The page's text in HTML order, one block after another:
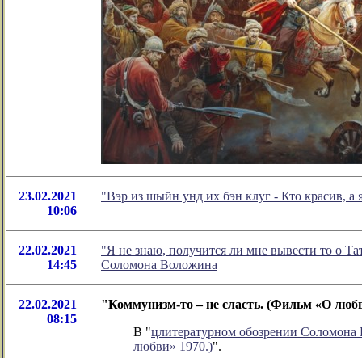
23.02.2021
10:06
"Вэр из шыйн унд их бэн клуг - Кто красив,
22.02.2021
14:45
"Я не знаю, получится ли мне вывести то о
Соломона Воложина
22.02.2021
08:15
"Коммунизм-то – не сласть. (Фильм «О
В "цлитературном обозрении
любви» 1970.)".